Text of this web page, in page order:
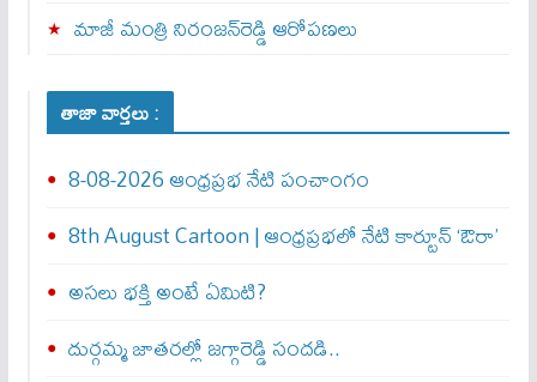
మాజీ మంత్రి నిరంజన్‌రెడ్డి ఆరోపణలు
తాజా వార్తలు :
8-08-2026 ఆంధ్రప్రభ నేటి పంచాంగం
8th August Cartoon | ఆంధ్రప్రభలో నేటి కార్టూన్ ‘ఔరా’
అసలు భక్తి అంటే ఏమిటి?
దుర్గమ్మ జాతరల్లో జగ్గారెడ్డి సందడి..